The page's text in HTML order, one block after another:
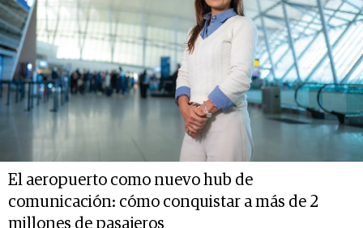
El aeropuerto como nuevo hub de
comunicación: cómo conquistar a más de 2
millones de pasajeros